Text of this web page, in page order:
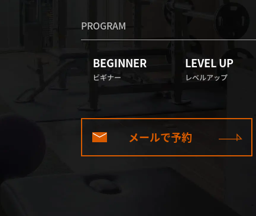
PROGRAM
BEGINNER
ビギナー
LEVEL UP
レベルアップ
メールで予約